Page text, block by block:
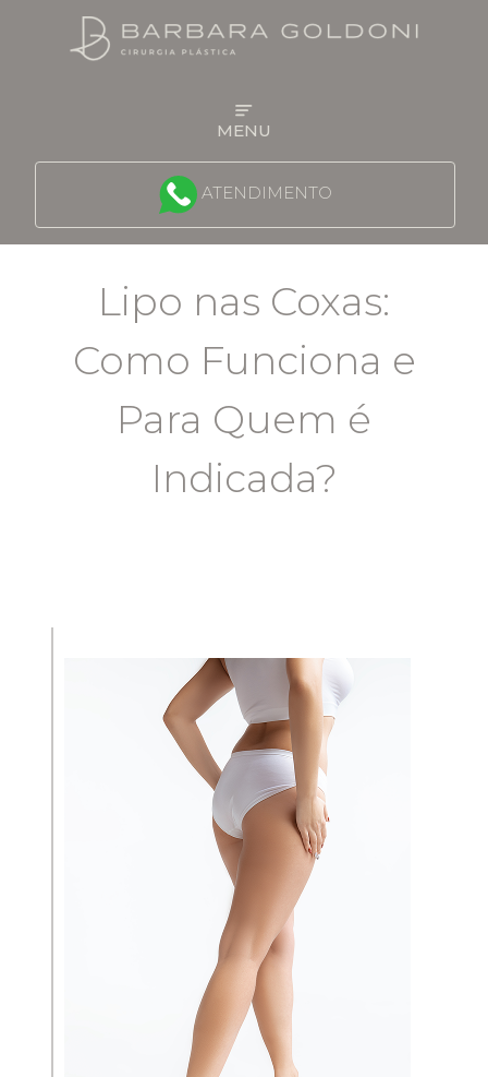
MENU
ATENDIMENTO
MAMA
CONTORNO CORPORAL
PROCEDIMENTOS NÃO CIRÚRGICOS
GUIA DA CIRURGIA ÍNTÍMA
GUIA DA CIRURGIA PLÁSTICA
MÍDIA
Lipo nas Coxas:
Como Funciona e
Para Quem é
Indicada?